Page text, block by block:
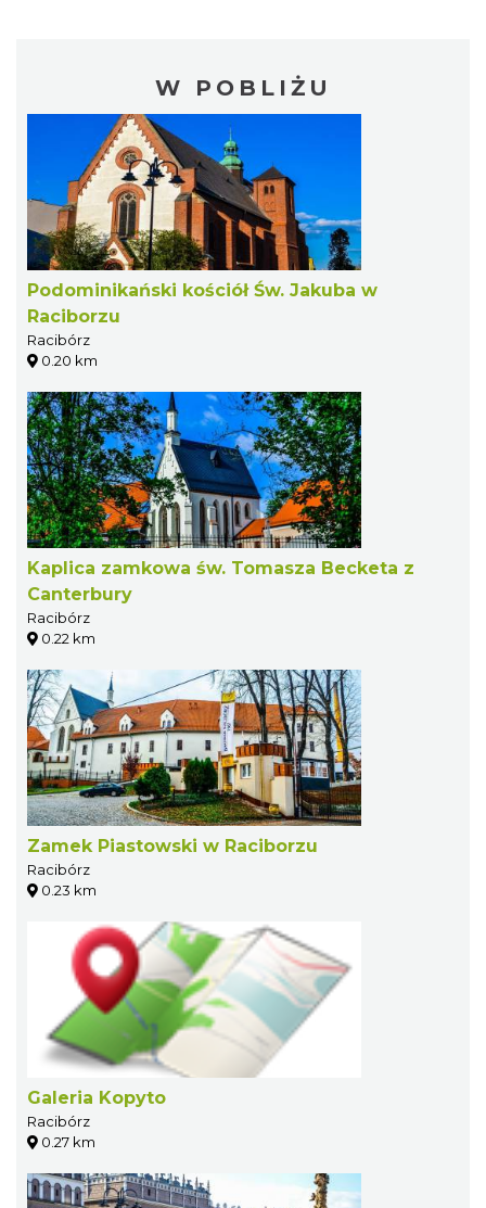
W POBLIŻU
Podominikański kościół Św. Jakuba w
Raciborzu
Racibórz
0.20 km
Kaplica zamkowa św. Tomasza Becketa z
Canterbury
Racibórz
0.22 km
Zamek Piastowski w Raciborzu
Racibórz
0.23 km
Galeria Kopyto
Racibórz
0.27 km